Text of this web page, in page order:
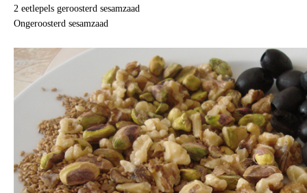
2 eetlepels geroosterd sesamzaad
Ongeroosterd sesamzaad